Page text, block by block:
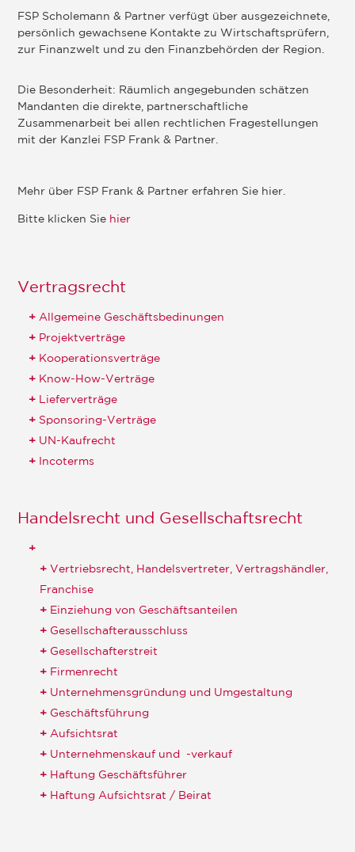
FSP Scholemann & Partner verfügt über ausgezeichnete,
persönlich gewachsene Kontakte zu Wirtschaftsprüfern,
zur Finanzwelt und zu den Finanzbehörden der Region.
Die Besonderheit: Räumlich angegebunden schätzen
Mandanten die direkte, partnerschaftliche
Zusammenarbeit bei allen rechtlichen Fragestellungen
mit der Kanzlei FSP Frank & Partner.
Mehr über FSP Frank & Partner erfahren Sie hier.
Bitte klicken Sie hier
Vertragsrecht
Allgemeine Geschäftsbedinungen
Projektverträge
Kooperationsverträge
Know-How-Verträge
Lieferverträge
Sponsoring-Verträge
UN-Kaufrecht
Incoterms
Handelsrecht und Gesellschaftsrecht
Vertriebsrecht, Handelsvertreter, Vertragshändler,
Franchise
Einziehung von Geschäftsanteilen
Gesellschafterausschluss
Gesellschafterstreit
Firmenrecht
Unternehmensgründung und Umgestaltung
Geschäftsführung
Aufsichtsrat
Unternehmenskauf und -verkauf
Haftung Geschäftsführer
Haftung Aufsichtsrat / Beirat